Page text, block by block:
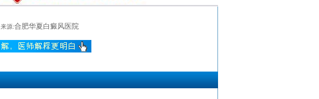
来源:合肥华夏白癜风医院